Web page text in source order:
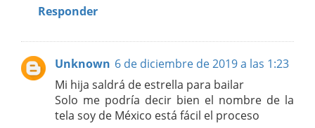
Responder
Unknown 6 de diciembre de 2019 a las 1:23
Mi hija saldrá de estrella para bailar
Solo me podría decir bien el nombre de la
tela soy de México está fácil el proceso